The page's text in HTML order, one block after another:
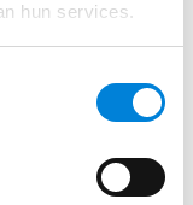
hun services.
in het